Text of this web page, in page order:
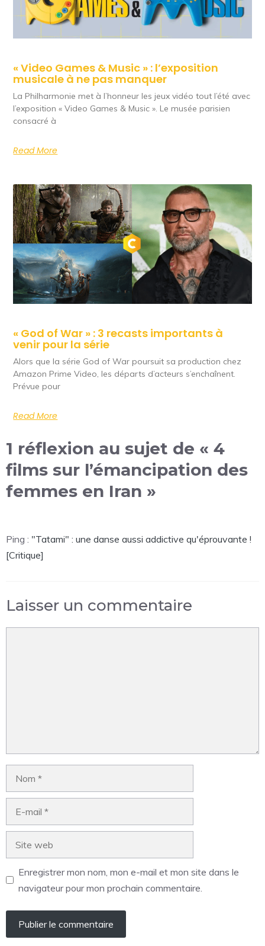
« Video Games & Music » : l’exposition
musicale à ne pas manquer
La Philharmonie met à l’honneur les jeux vidéo tout l’été avec
l’exposition « Video Games & Music ». Le musée parisien
consacré à
Read More
« God of War » : 3 recasts importants à
venir pour la série
Alors que la série God of War poursuit sa production chez
Amazon Prime Video, les départs d’acteurs s’enchaînent.
Prévue pour
Read More
1 réflexion au sujet de « 4
films sur l’émancipation des
femmes en Iran »
Ping : "Tatami" : une danse aussi addictive qu'éprouvante !
[Critique]
Laisser un commentaire
Enregistrer mon nom, mon e-mail et mon site dans le
navigateur pour mon prochain commentaire.